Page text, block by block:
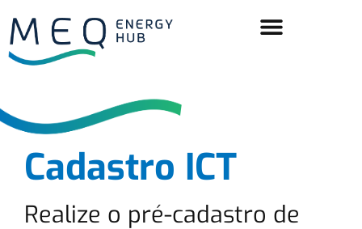
Cadastro ICT
Realize o pré-cadastro de